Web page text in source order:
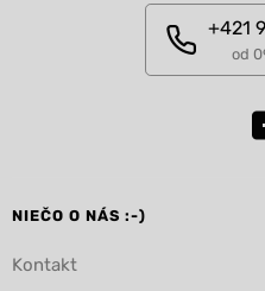
+421
od
NIEČO O NÁS :-)
Kontakt